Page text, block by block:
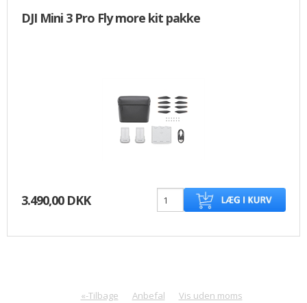
DJI Mini 3 Pro Fly more kit pakke
3.490,00 DKK
«-Tilbage Anbefal Vis uden moms